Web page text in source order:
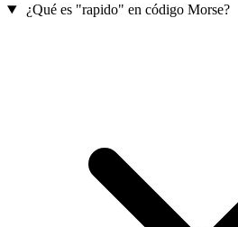
¿Qué es "rapido" en código Morse?